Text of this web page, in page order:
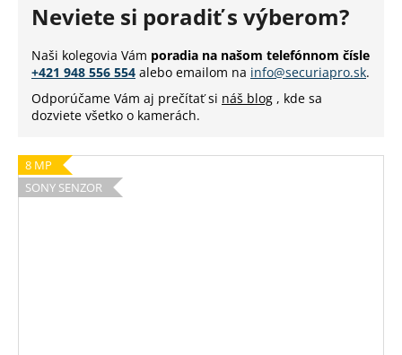
Neviete si poradiť s výberom?
Naši kolegovia Vám poradia na našom telefónnom čísle
+421 948 556 554 alebo emailom na info@securiapro.sk.
Odporúčame Vám aj prečítať si náš blog , kde sa
dozviete všetko o kamerách.
8 MP
SONY SENZOR